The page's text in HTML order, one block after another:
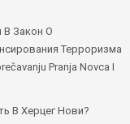
В Закон О
Терроризма
Pranja Novca I
В Херцег Нови?